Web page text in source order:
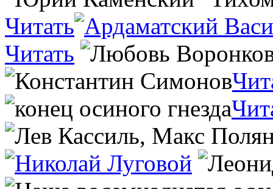
Читать
Читать